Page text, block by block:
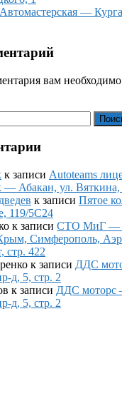
Автомастерская —
вам необходимо
к записи Autoteams
— Абакан, ул.
к записи Пятое
119/5С24
к записи СТО МиГ —
Симферополь,
стр. 422
к записи ДДС
д, 5, стр. 2
к записи ДДС моторс
д, 5, стр. 2